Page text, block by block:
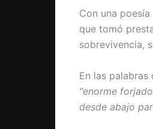
Con una
que tomó
sobrevivencia,
En las palabras
“enorme
desde abajo